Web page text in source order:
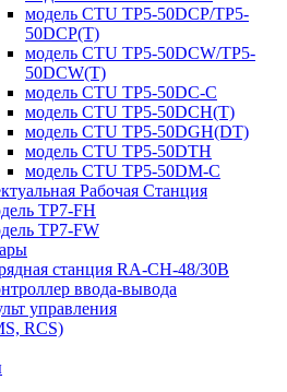
модель CTU TP5-50DCP/TP5-
50DCP(T)
модель CTU TP5-50DCW/TP5-
50DCW(T)
модель CTU TP5-50DC-C
модель CTU TP5-50DCH(T)
модель CTU TP5-50DGH(DT)
модель CTU TP5-50DTH
модель CTU TP5-50DM-C
Рабочая Станция
TP7-FH
TP7-FW
станция RA-CH-48/30B
ввода-вывода
управления
RCS)